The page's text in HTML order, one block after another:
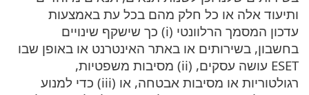
ותיעוד אלה או כל חלק מהם בכל עת באמצעות
עדכון המסמך הרלוונטי (i) כך שישקף שינויים
בחשבון, בשירותים או באתר האינטרנט או באופן שבו
ESET עושה עסקים, (ii) מסיבות משפטיות,
רגולטוריות או מסיבות אבטחה, או (iii) כדי למנוע